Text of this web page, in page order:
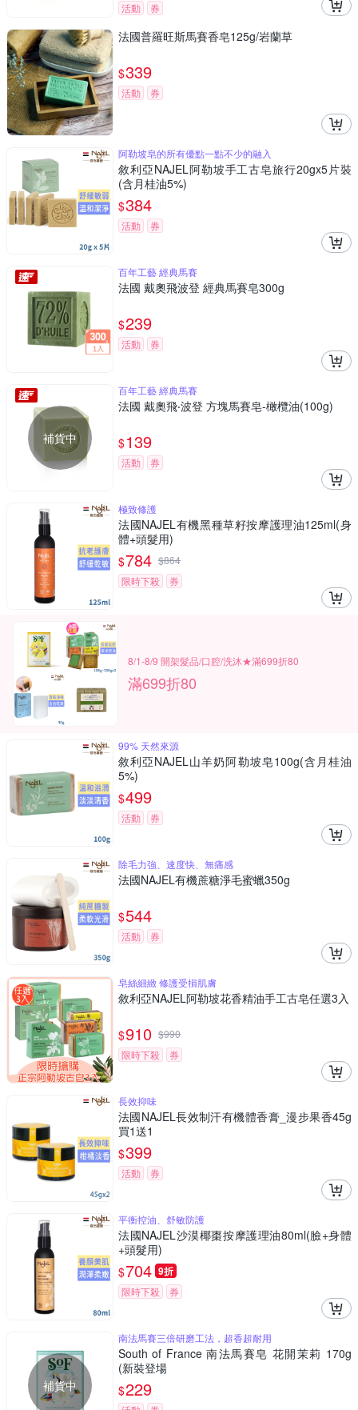
活動 券
法國普羅旺斯馬賽香皂125g/岩蘭草
$339
活動 券
阿勒坡皂的所有優點一點不少的融入
敘利亞NAJEL阿勒坡手工古皂旅行20gx5片裝
(含月桂油5%)
$384
活動 券
百年工藝 經典馬賽
法國 戴奧飛波登 經典馬賽皂300g
$239
活動 券
補貨中
百年工藝 經典馬賽
法國 戴奧飛‧波登 方塊馬賽皂-橄欖油(100g)
$139
活動 券
極致修護
法國NAJEL有機黑種草籽按摩護理油125ml(身
體+頭髮用)
$784 $864
限時下殺
券
8/1-8/9 開架髮品/口腔/洗沐★滿699折80
滿699折80
99% 天然來源
敘利亞NAJEL山羊奶阿勒坡皂100g(含月桂油
5%)
$499
活動 券
除毛力強、速度快、無痛感
法國NAJEL有機蔗糖淨毛蜜蠟350g
$544
活動 券
皂絲細緻 修護受損肌膚
敘利亞NAJEL阿勒坡花香精油手工古皂任選3入
$910 $990
限時下殺
券
長效抑味
法國NAJEL長效制汗有機體香膏_漫步果香45g
買1送1
$399
活動 券
平衡控油、舒敏防護
法國NAJEL沙漠椰棗按摩護理油80ml(臉+身體
+頭髮用)
$704 9折
限時下殺 券
補貨中
南法馬賽三倍研磨工法，超香超耐用
South of France 南法馬賽皂 花開茉莉 170g
(新裝登場
$229